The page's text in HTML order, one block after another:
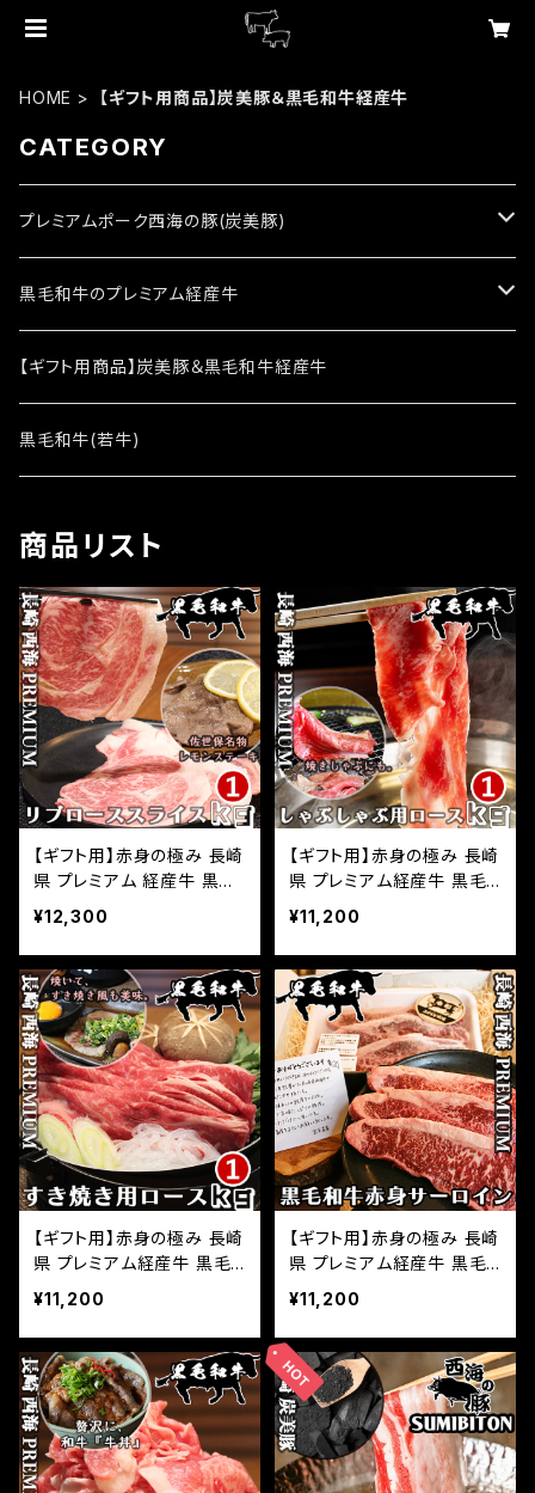
HOME 【ギフト用商品】炭美豚＆黒毛和牛経産牛
CATEGORY
プレミアムポーク西海の豚(炭美豚)
西海の豚(炭美豚)1kg
西海の豚(炭美豚)3kg
黒毛和牛のプレミアム経産牛
レミアム経産牛1kg
レミアム経産牛3kg
【ギフト用商品】炭美豚＆黒毛和牛経産牛
黒毛和牛(若牛)
商品リスト
【ギフト用】赤身の極み 長崎
県 プレミアム 経産牛 黒毛
和牛 リブローススライス 1k
g(500g×2パック) 小分け
国産 牛肉 サシ入り 和牛 牛
肉 お取り寄せグルメ ふるさ
との味
¥12,300
【ギフト用】赤身の極み 長崎
県 プレミアム経産牛 黒毛
和牛 しゃぶしゃぶ 焼きしゃ
ぶ 用ロース 1kg(500g×2
パック) 小分け 国産 牛肉
お取り寄せグルメ ふるさと
の味
¥11,200
【ギフト用】赤身の極み 長崎
県 プレミアム経産牛 黒毛
和牛 すき焼き 炙りすき焼き
用ロース 1kg(500g×2パッ
ク) 小分け 国産 牛肉 お取
り寄せグルメ ふるさとの味
¥11,200
【ギフト用】赤身の極み 長崎
県 プレミアム経産牛 黒毛
和牛 赤身 サーロインステ
ーキ 1kg(500g×2パック)
サーロイン 和牛ステーキ
小分け 国産 牛肉 お取り寄
せグルメ ふるさとの味
¥11,200